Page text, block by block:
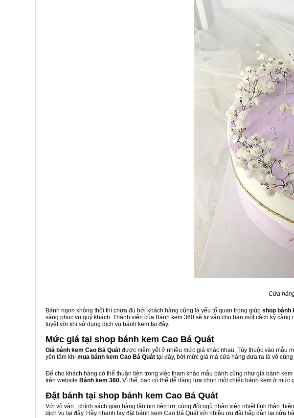
Cửa
Bánh ngon không thôi thì chưa đủ bởi khách hàng cũng là yếu tố quan trọng giúp shop bánh
sàng phục vụ quý khách. Thành viên của Bánh kem 360 sẽ tư vấn cho bạn một cách kỹ
tuyệt vời khi sử dụng dịch vụ bánh kem tại đây.
Mức giá tại shop bánh kem Cao Bá Quát
Giá bánh kem Cao Bá Quát được niêm yết ở nhiều mức giá khác nhau. Tùy thuộc vào mẫu
yên tâm khi mua bánh kem Cao Bá Quát tại đây, bởi mức giá mà cửa hàng đưa ra là vô
Để cho khách hàng có thể thuận tiện trong việc tham khảo mẫu bánh cũng như giá bánh kem
trên website Bánh kem 360. Vì thế, bạn có thể dễ dàng lựa chọn một chiếc bánh kem ở mức
Đặt bánh tại shop bánh kem Cao Bá Quát
Với vô vàn , chính sách giao hàng tận nơi tiện lợi, cùng đội ngũ nhân viên nhiệt tình thân
dịch vụ tại đây. Hãy nhanh tay đặt bánh kem Cao Bá Quát với nhiều ưu đãi hấp dẫn tại cửa